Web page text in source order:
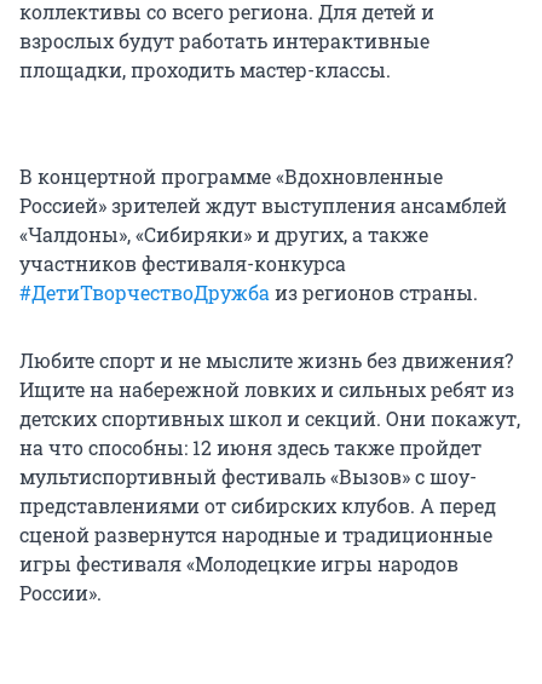
коллективы со всего региона. Для детей и
взрослых будут работать интерактивные
площадки, проходить мастер-классы.
В концертной программе «Вдохновленные
Россией» зрителей ждут выступления ансамблей
«Чалдоны», «Сибиряки» и других, а также
участников фестиваля-конкурса
#ДетиТворчествоДружба из регионов страны.
Любите спорт и не мыслите жизнь без движения?
Ищите на набережной ловких и сильных ребят из
детских спортивных школ и секций. Они покажут,
на что способны: 12 июня здесь также пройдет
мультиспортивный фестиваль «Вызов» с шоу-
представлениями от сибирских клубов. А перед
сценой развернутся народные и традиционные
игры фестиваля «Молодецкие игры народов
России».